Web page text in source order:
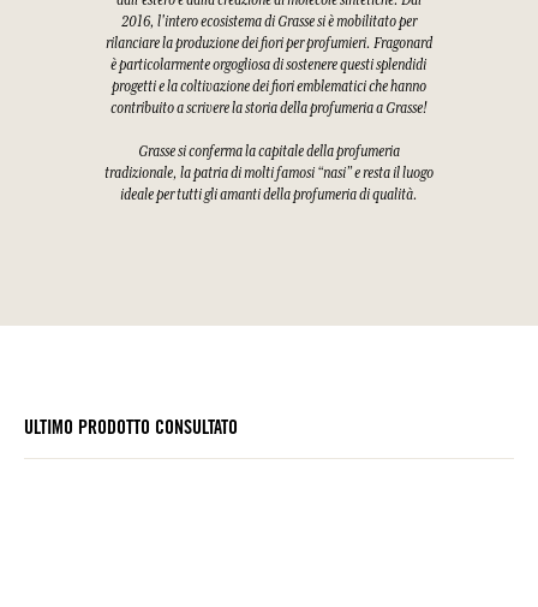
2016, l'intero ecosistema di Grasse si è mobilitato per
rilanciare la produzione dei fiori per profumieri. Fragonard
è particolarmente orgogliosa di sostenere questi splendidi
progetti e la coltivazione dei fiori emblematici che hanno
contribuito a scrivere la storia della profumeria a Grasse!
Grasse si conferma la capitale della profumeria
tradizionale, la patria di molti famosi “nasi” e resta il luogo
ideale per tutti gli amanti della profumeria di qualità.
ULTIMO PRODOTTO CONSULTATO